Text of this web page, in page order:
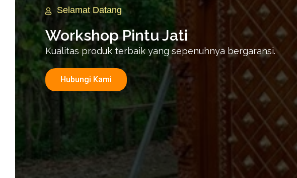
Selamat Datang
Workshop Pintu Jati
Kualitas produk terbaik yang sepenuhnya bergaransi.
Hubungi Kami